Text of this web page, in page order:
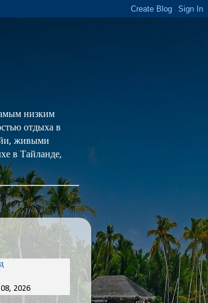
низким
отдыха в
живыми
в Тайланде,
2026